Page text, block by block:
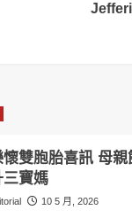
懷雙胞胎喜訊 母親
三寶媽
10 5 月, 2026